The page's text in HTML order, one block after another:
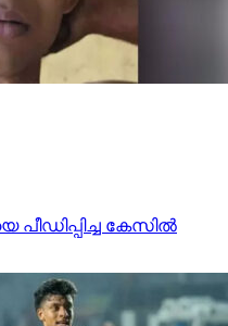
പീഡിപ്പിച്ച കേസില്‍